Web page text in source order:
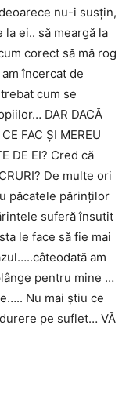
nu-i susțin,
ei.. să meargă la
corect să mă rog
încercat de
cum se
DAR DACĂ
FAC ȘI MEREU
DE EI? Cred că
De multe ori
păcatele părinților
suferă însutit
le face să fie mai
am
pentru mine …
Nu mai știu ce
pe suflet… VĂ